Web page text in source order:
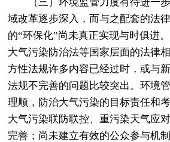
域改革逐步深入，而与之配套的法
的“环保化”尚未真正实现与时俱进
大气污染防治法等国家层面的法律
方性法规许多内容已经过时，或与
法规不完善的问题比较突出。环境
理顺，防治大气污染的目标责任和
大气污染联防联控、重污染天气应
完善；尚未建立有效的公众参与机